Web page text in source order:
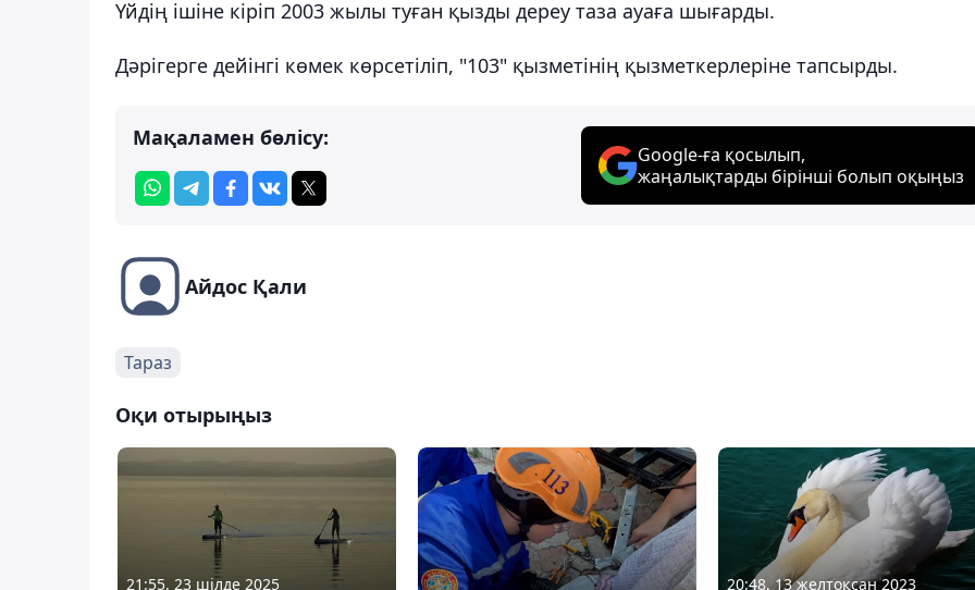
Үйдің ішіне кіріп 2003 жылы туған қызды дереу таза ауаға шығарды.
Дәрігерге дейінгі көмек көрсетіліп, "103" қызметінің қызметкерлеріне тапсырды.
Мақаламен бөлісу:
Google-ға қосылып,
жаңалықтарды бірінші болып оқыңыз
Айдос Қали
Тараз
Оқи отырыңыз
21:55, 23 шілде 2025 20:48, 13 желтоқсан 2023